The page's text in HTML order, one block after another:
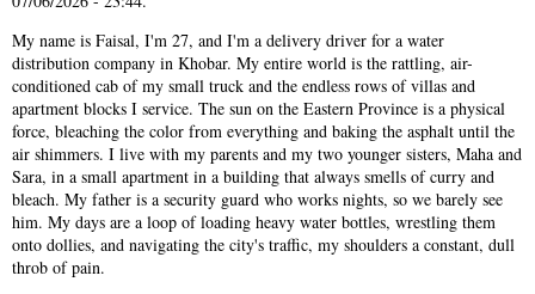
My name is Faisal, I'm 27, and I'm a delivery driver for a water
distribution company in Khobar. My entire world is the rattling, air-
conditioned cab of my small truck and the endless rows of villas and
apartment blocks I service. The sun on the Eastern Province is a physical
force, bleaching the color from everything and baking the asphalt until the
air shimmers. I live with my parents and my two younger sisters, Maha and
Sara, in a small apartment in a building that always smells of curry and
bleach. My father is a security guard who works nights, so we barely see
him. My days are a loop of loading heavy water bottles, wrestling them
onto dollies, and navigating the city's traffic, my shoulders a constant, dull
throb of pain.